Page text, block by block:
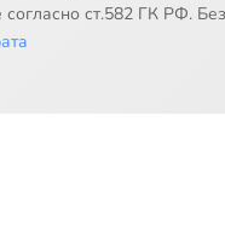
ст.582 ГК РФ.